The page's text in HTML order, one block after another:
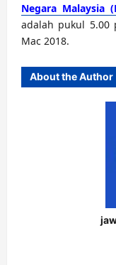
Negara Malaysia
adalah pukul 5.00
Mac 2018.
About the Author